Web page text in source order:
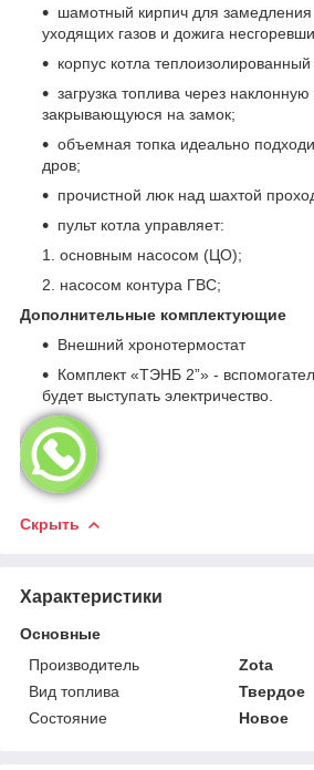
шамотный кирпич для замедления
уходящих газов и дожига
корпус котла
загрузка топлива через
закрывающуюся на замок;
объемная топка идеально
дров;
прочистной люк над шахтой
пульт котла управляет:
основным насосом (ЦО);
насосом контура ГВС;
Дополнительные комплектующие
Внешний хронотермостат
Комплект «ТЭНБ 2”» -
будет выступать электричество.
Скрыть
Характеристики
Основные
Производитель
Zota
Вид топлива
Твердое
Состояние
Новое